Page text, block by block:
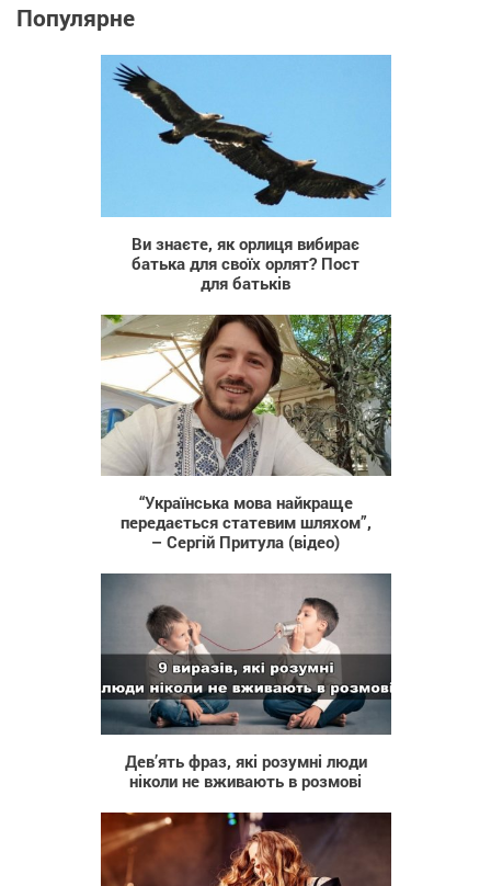
Популярне
32 645
Ви знаєте, як орлиця вибирає
батька для своїх орлят? Пост
для батьків
17 645
“Українська мова найкраще
передається статевим шляхом”,
– Сергій Притула (відео)
59 008
Дев’ять фраз, які розумні люди
ніколи не вживають в розмові